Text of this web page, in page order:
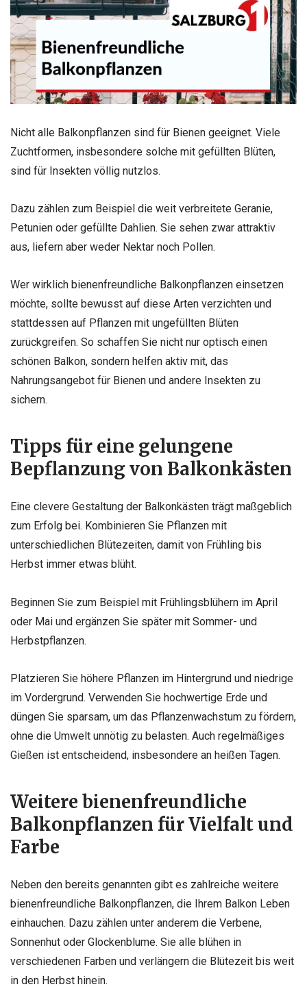
Nicht alle Balkonpflanzen sind für Bienen geeignet. Viele
Zuchtformen, insbesondere solche mit gefüllten Blüten,
sind für Insekten völlig nutzlos.
Dazu zählen zum Beispiel die weit verbreitete Geranie,
Petunien oder gefüllte Dahlien. Sie sehen zwar attraktiv
aus, liefern aber weder Nektar noch Pollen.
Wer wirklich bienenfreundliche Balkonpflanzen einsetzen
möchte, sollte bewusst auf diese Arten verzichten und
stattdessen auf Pflanzen mit ungefüllten Blüten
zurückgreifen. So schaffen Sie nicht nur optisch einen
schönen Balkon, sondern helfen aktiv mit, das
Nahrungsangebot für Bienen und andere Insekten zu
sichern.
Tipps für eine gelungene
Bepflanzung von Balkonkästen
Eine clevere Gestaltung der Balkonkästen trägt maßgeblich
zum Erfolg bei. Kombinieren Sie Pflanzen mit
unterschiedlichen Blütezeiten, damit von Frühling bis
Herbst immer etwas blüht.
Beginnen Sie zum Beispiel mit Frühlingsblühern im April
oder Mai und ergänzen Sie später mit Sommer- und
Herbstpflanzen.
Platzieren Sie höhere Pflanzen im Hintergrund und niedrige
im Vordergrund. Verwenden Sie hochwertige Erde und
düngen Sie sparsam, um das Pflanzenwachstum zu fördern,
ohne die Umwelt unnötig zu belasten. Auch regelmäßiges
Gießen ist entscheidend, insbesondere an heißen Tagen.
Weitere bienenfreundliche
Balkonpflanzen für Vielfalt und
Farbe
Neben den bereits genannten gibt es zahlreiche weitere
bienenfreundliche Balkonpflanzen, die Ihrem Balkon Leben
einhauchen. Dazu zählen unter anderem die Verbene,
Sonnenhut oder Glockenblume. Sie alle blühen in
verschiedenen Farben und verlängern die Blütezeit bis weit
in den Herbst hinein.